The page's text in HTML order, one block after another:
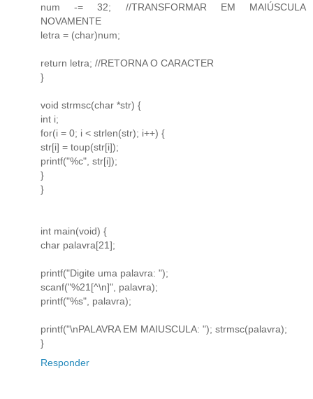
num -= 32; //TRANSFORMAR EM MAIÚSCULA
NOVAMENTE
letra = (char)num;
return letra; //RETORNA O CARACTER
}
void strmsc(char *str) {
int i;
for(i = 0; i < strlen(str); i++) {
str[i] = toup(str[i]);
printf("%c", str[i]);
}
}
int main(void) {
char palavra[21];
printf("Digite uma palavra: ");
scanf("%21[^\n]", palavra);
printf("%s", palavra);
printf("\nPALAVRA EM MAIUSCULA: "); strmsc(palavra);
}
Responder